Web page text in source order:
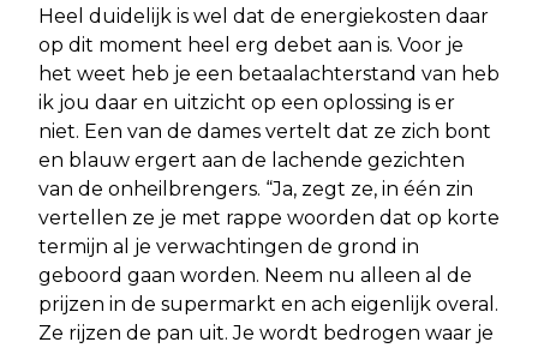
Heel duidelijk is wel dat de energiekosten daar
op dit moment heel erg debet aan is. Voor je
het weet heb je een betaalachterstand van heb
ik jou daar en uitzicht op een oplossing is er
niet. Een van de dames vertelt dat ze zich bont
en blauw ergert aan de lachende gezichten
van de onheilbrengers. “Ja, zegt ze, in één zin
vertellen ze je met rappe woorden dat op korte
termijn al je verwachtingen de grond in
geboord gaan worden. Neem nu alleen al de
prijzen in de supermarkt en ach eigenlijk overal.
Ze rijzen de pan uit. Je wordt bedrogen waar je